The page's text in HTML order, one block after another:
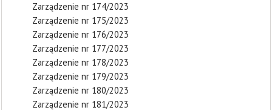
Zarządzenie nr 174/2023
Zarządzenie nr 175/2023
Zarządzenie nr 176/2023
Zarządzenie nr 177/2023
Zarządzenie nr 178/2023
Zarządzenie nr 179/2023
Zarządzenie nr 180/2023
Zarządzenie nr 181/2023